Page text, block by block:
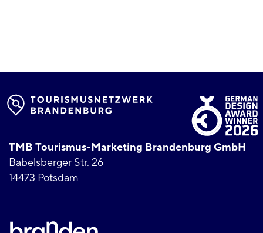
TMB Tourismus-Marketing Brandenburg GmbH
Babelsberger Str. 26
14473 Potsdam